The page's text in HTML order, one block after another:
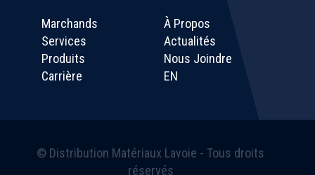
Marchands
Services
Produits
Carrière
À Propos
Actualités
Nous Joindre
EN
© Distribution Matériaux Lavoie - Tous droits
réservés